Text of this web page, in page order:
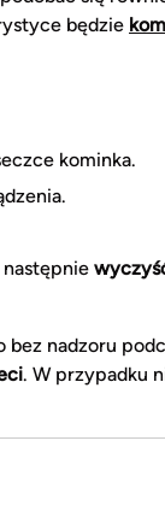
będzie
kominka.
nadzoru
. W przypadku